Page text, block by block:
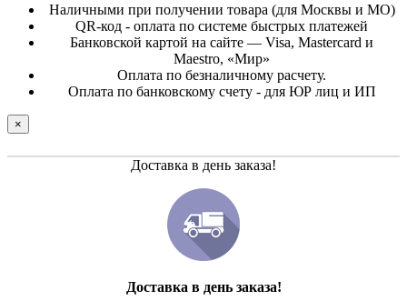
Наличными при получении товара (для Москвы и МО)
QR-код - оплата по системе быстрых платежей
Банковской картой на сайте — Visa, Mastercard и
Maestro, «Мир»
Оплата по безналичному расчету.
Оплата по банковскому счету - для ЮР лиц и ИП
×
Доставка в день заказа!
Доставка в день заказа!